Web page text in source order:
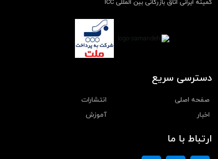
کمیته ایرانی اتاق بازرگانی بین المللی ICC
دسترسی سریع
صفحه اصلی
انتشارات
اخبار
آموزش
ارتباط با ما